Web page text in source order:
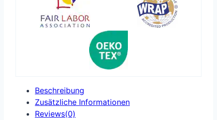
Beschreibung
Zusätzliche Informationen
Reviews(0)